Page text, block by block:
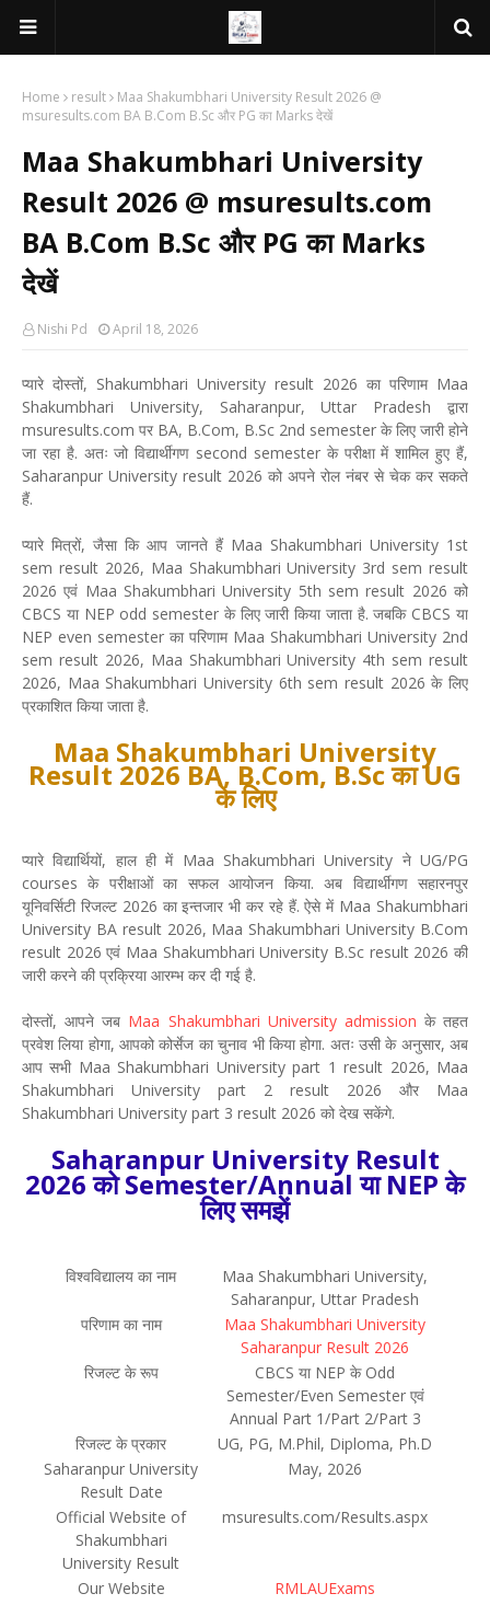
Home result
Maa Shakumbhari University Result 2026 @
msuresults.com BA B.Com B.Sc और PG का Marks देखें
Maa Shakumbhari University
Result 2026 @ msuresults.com
BA B.Com B.Sc और PG का Marks
देखें
Nishi Pd April 18, 2026
प्यारे दोस्तों, Shakumbhari University result 2026 का परिणाम Maa
Shakumbhari University, Saharanpur, Uttar Pradesh द्वारा
msuresults.com पर BA, B.Com, B.Sc 2nd semester के लिए जारी होने
जा रहा है. अतः जो विद्यार्थीगण second semester के परीक्षा में शामिल हुए हैं,
Saharanpur University result 2026 को अपने रोल नंबर से चेक कर सकते
हैं.
प्यारे मित्रों, जैसा कि आप जानते हैं Maa Shakumbhari University 1st
sem result 2026, Maa Shakumbhari University 3rd sem result
2026 एवं Maa Shakumbhari University 5th sem result 2026 को
CBCS या NEP odd semester के लिए जारी किया जाता है. जबकि CBCS या
NEP even semester का परिणाम Maa Shakumbhari University 2nd
sem result 2026, Maa Shakumbhari University 4th sem result
2026, Maa Shakumbhari University 6th sem result 2026 के लिए
प्रकाशित किया जाता है.
Maa Shakumbhari University
Result 2026 BA, B.Com, B.Sc का UG
के लिए
प्यारे विद्यार्थियों, हाल ही में Maa Shakumbhari University ने UG/PG
courses के परीक्षाओं का सफल आयोजन किया. अब विद्यार्थीगण सहारनपुर
यूनिवर्सिटी रिजल्ट 2026 का इन्तजार भी कर रहे हैं. ऐसे में Maa Shakumbhari
University BA result 2026, Maa Shakumbhari University B.Com
result 2026 एवं Maa Shakumbhari University B.Sc result 2026 की
जारी करने की प्रक्रिया आरम्भ कर दी गई है.
दोस्तों, आपने जब Maa Shakumbhari University admission के तहत
प्रवेश लिया होगा, आपको कोर्सेज का चुनाव भी किया होगा. अतः उसी के अनुसार, अब
आप सभी Maa Shakumbhari University part 1 result 2026, Maa
Shakumbhari University part 2 result 2026 और Maa
Shakumbhari University part 3 result 2026 को देख सकेंगे.
Saharanpur University Result
2026 को Semester/Annual या NEP के
लिए समझें
विश्वविद्यालय का नाम
Maa Shakumbhari University,
Saharanpur, Uttar Pradesh
परिणाम का नाम
Maa Shakumbhari University
Saharanpur Result 2026
रिजल्ट के रूप
CBCS या NEP के Odd
Semester/Even Semester एवं
Annual Part 1/Part 2/Part 3
रिजल्ट के प्रकार
UG, PG, M.Phil, Diploma, Ph.D
Saharanpur University
Result Date
May, 2026
Official Website of
Shakumbhari
University Result
msuresults.com/Results.aspx
Our Website RMLAUExams